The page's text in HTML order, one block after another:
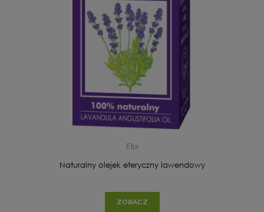
Etja
Naturalny olejek eteryczny lawendowy
ZOBACZ